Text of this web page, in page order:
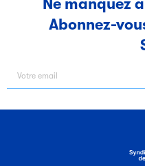
Ne manquez
Abonnez-
Filéas
des acteurs de la filière du
ouvrages grâce à Filéas.